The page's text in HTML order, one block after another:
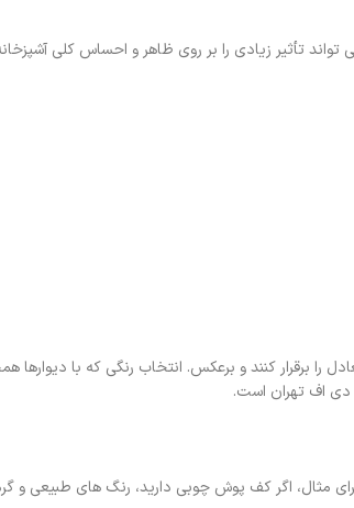
را برقرار کنند و برعکس. انتخاب رنگی که با
اف تهران است.
اگر کف پوش چوبی دارید، رنگ های طبیعی و گرم